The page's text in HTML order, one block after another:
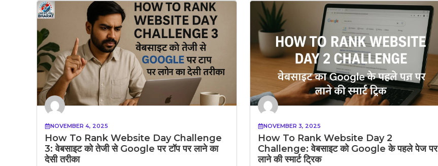
NOVEMBER 4, 2025
How To Rank Website Day Challenge
3: वेबसाइट को तेजी से Google पर टॉप पर लाने का
देसी तरीका
NOVEMBER 3, 2025
How To Rank Website Day 2
Challenge: वेबसाइट को Google के पहले पेज पर
लाने की स्मार्ट ट्रिक